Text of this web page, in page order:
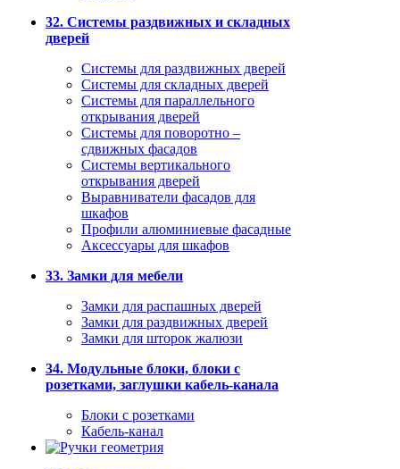
32. Системы раздвижных и складных
дверей
Системы для раздвижных дверей
Системы для складных дверей
Системы для параллельного
открывания дверей
Системы для поворотно –
сдвижных фасадов
Системы вертикального
открывания дверей
Выравниватели фасадов для
шкафов
Профили алюминиевые фасадные
Аксессуары для шкафов
33. Замки для мебели
Замки для распашных дверей
Замки для раздвижных дверей
Замки для шторок жалюзи
34. Модульные блоки, блоки с
розетками, заглушки кабель-канала
Блоки с розетками
Кабель-канал